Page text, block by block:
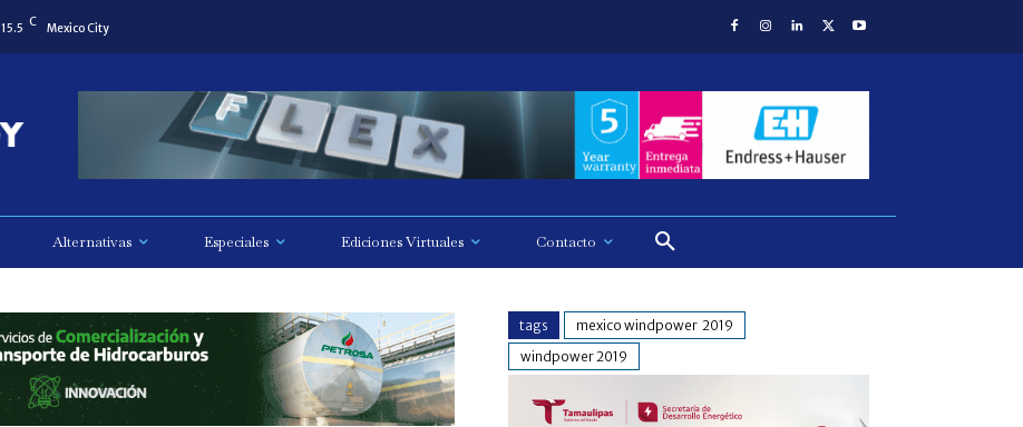
15.5 C Mexico City
Alternativas Especiales Ediciones Virtuales Contacto
tags
mexico windpower 2019
windpower 2019